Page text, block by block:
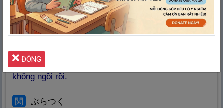
3 ぶらぶら｛歩
ある
く/散歩
さんぽ
する…｝
Đi dạo/Đi bộ lang thang
4 先月
せんげつしつぎょう いま
Nghĩa: Ngôi nhà
いえ
Tháng trước thất nghiệp nên bây giờ ở nhà ăn
không ngồi rồi.
関
ぶらつく
ĐÓNG